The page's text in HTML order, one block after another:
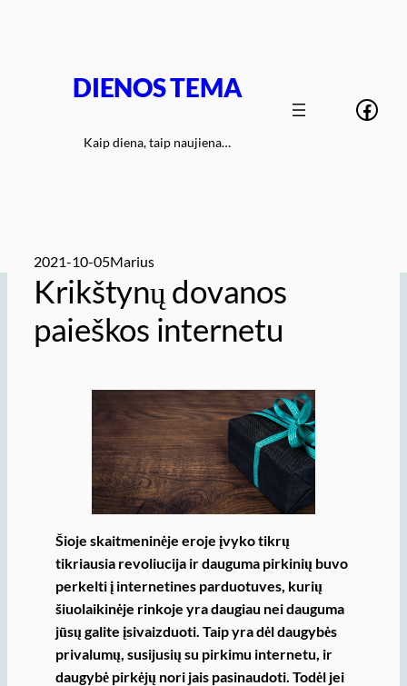
DIENOS TEMA
Kaip diena, taip naujiena…
2021-10-05Marius
Krikštynų dovanos
paieškos internetu
Šioje skaitmeninėje eroje įvyko tikrų
tikriausia revoliucija ir dauguma pirkinių buvo
perkelti į internetines parduotuves, kurių
šiuolaikinėje rinkoje yra daugiau nei dauguma
jūsų galite įsivaizduoti. Taip yra dėl daugybės
privalumų, susijusių su pirkimu internetu, ir
daugybė pirkėjų nori jais pasinaudoti. Todėl jei